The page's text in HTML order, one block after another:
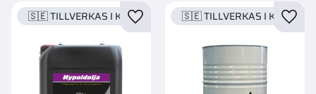
🇸🇪 TILLVERKAS I KARLSTADLägg till i favoriter
🇸🇪 TILLVERKAS I